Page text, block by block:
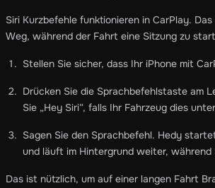
Siri Kurzbefehle funktionieren in CarPlay.
Weg, während der Fahrt eine Sitzung zu
Stellen Sie sicher, dass Ihr iPhone mit
Drücken Sie die Sprachbefehlstaste am
Sie „Hey Siri“, falls Ihr Fahrzeug dies
Sagen Sie den Sprachbefehl. Hedy
und läuft im Hintergrund weiter, während
Das ist nützlich, um auf einer langen Fahrt